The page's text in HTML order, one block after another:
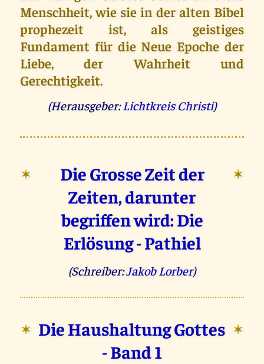
Menschheit, wie sie in der alten Bibel
prophezeit ist, als geistiges
Fundament für die Neue Epoche der
Liebe, der Wahrheit und
Gerechtigkeit.
(Herausgeber: Lichtkreis Christi)
✶
Die Grosse Zeit der
Zeiten, darunter
begriffen wird: Die
Erlösung - Pathiel
✶
(Schreiber:Jakob Lorber)
✶ Die Haushaltung Gottes
- Band 1
✶